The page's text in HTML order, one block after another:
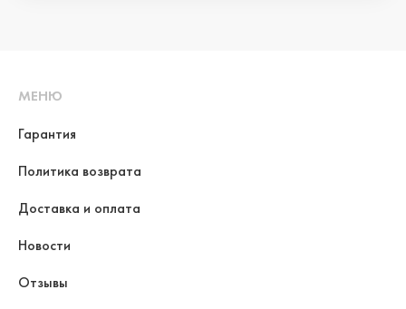
МЕНЮ
Гарантия
Политика возврата
Доставка и оплата
Новости
Отзывы